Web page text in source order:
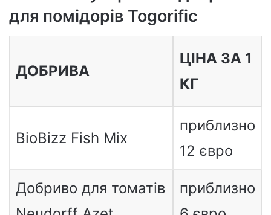
для помідорів Togorific
ДОБРИВА
ЦІНА ЗА 1
КГ
BioBizz Fish Mix
приблизно
12 євро
Добриво для томатів
приблизно